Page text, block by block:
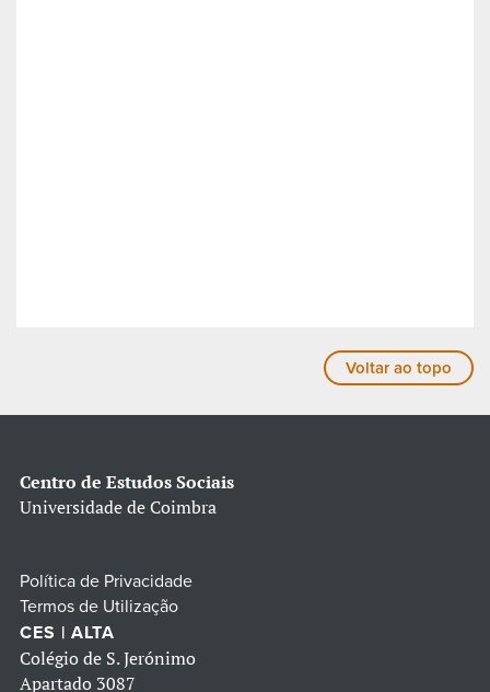
Voltar ao topo
Centro de Estudos Sociais
Universidade de Coimbra
Política de Privacidade
Termos de Utilização
CES | ALTA
Colégio de S. Jerónimo
Apartado 3087